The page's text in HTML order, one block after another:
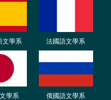
文學系 法國語文學系
學系 俄國語文學系